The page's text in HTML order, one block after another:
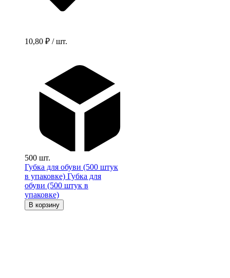
10,80 ₽ / шт.
500 шт.
Губка для обуви (500 штук
в упаковке) Губка для
обуви (500 штук в
упаковке)
В корзину